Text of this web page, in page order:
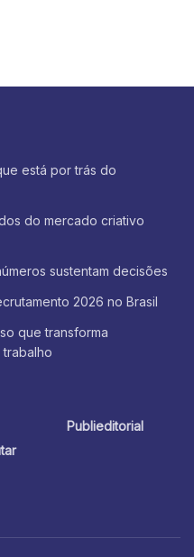
está por trás do
do mercado criativo
sustentam decisões
2026 no Brasil
que transforma
Publieditorial